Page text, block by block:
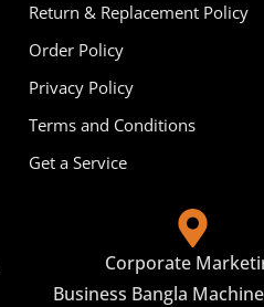
Return & Replacement Policy
Order Policy
Privacy Policy
Terms and Conditions
Get a Service
Corporate
Business Bangla